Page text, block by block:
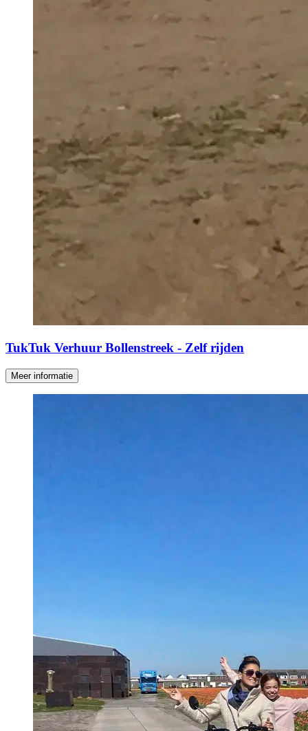
TukTuk Verhuur Bollenstreek - Zelf rijden
Meer informatie